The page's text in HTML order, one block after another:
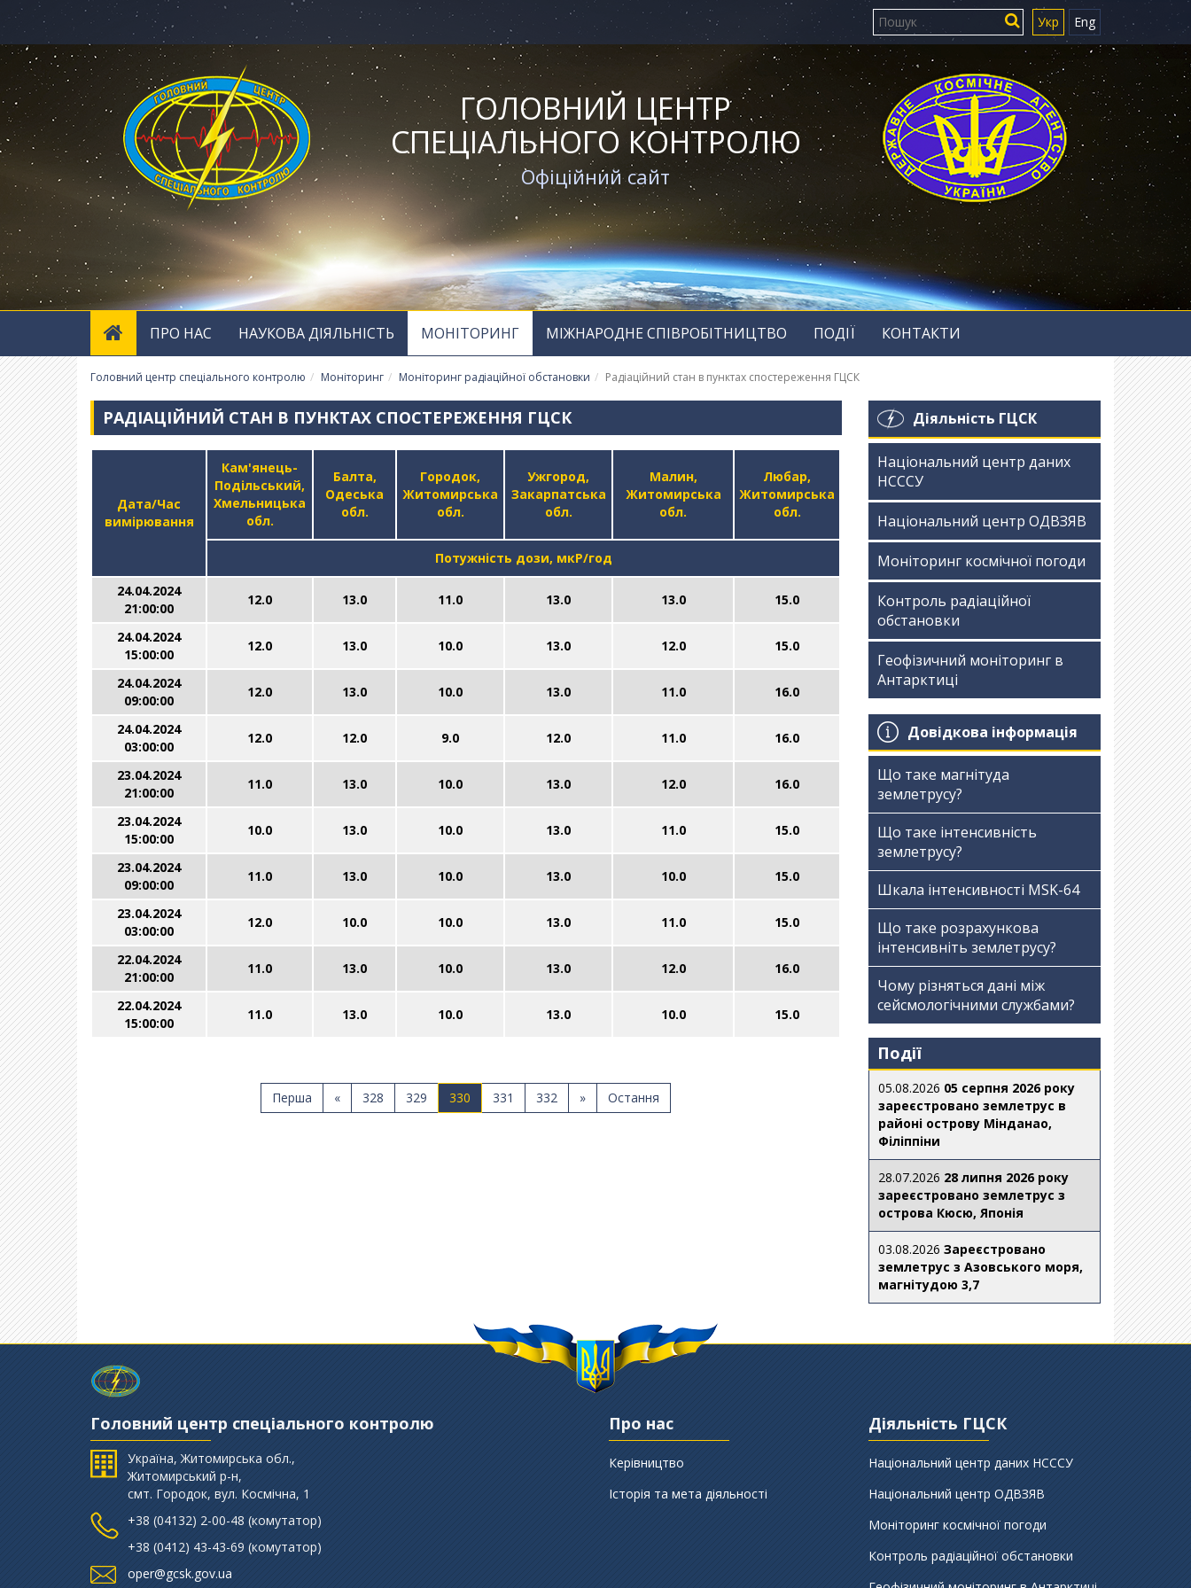
Укр Eng
ГОЛОВНИЙ ЦЕНТР
СПЕЦІАЛЬНОГО КОНТРОЛЮ
Офіційний сайт
ПРО НАС НАУКОВА ДІЯЛЬНІСТЬ МОНІТОРИНГ МІЖНАРОДНЕ СПІВРОБІТНИЦТВО ПОДІЇ КОНТАКТИ
Головний центр спеціального контролю Моніторинг Моніторинг радіаційної обстановки Радіаційний стан в пунктах спостереження ГЦСК
РАДІАЦІЙНИЙ СТАН В ПУНКТАХ СПОСТЕРЕЖЕННЯ ГЦСК
Дата/Час
вимірювання
Кам'янець-
Подільський,
Хмельницька
обл.
Балта,
Одеська
обл.
Городок,
Житомирська
обл.
Ужгород,
Закарпатська
обл.
Малин,
Житомирська
обл.
Любар,
Житомирська
обл.
Потужність дози, мкР/год
24.04.2024
21:00:00
12.0 13.0 11.0 13.0 13.0 15.0
24.04.2024
15:00:00
12.0 13.0 10.0 13.0 12.0 15.0
24.04.2024
09:00:00
12.0 13.0 10.0 13.0 11.0 16.0
24.04.2024
03:00:00
12.0 12.0 9.0 12.0 11.0 16.0
23.04.2024
21:00:00
11.0 13.0 10.0 13.0 12.0 16.0
23.04.2024
15:00:00
10.0 13.0 10.0 13.0 11.0 15.0
23.04.2024
09:00:00
11.0 13.0 10.0 13.0 10.0 15.0
23.04.2024
03:00:00
12.0 10.0 10.0 13.0 11.0 15.0
22.04.2024
21:00:00
11.0 13.0 10.0 13.0 12.0 16.0
22.04.2024
15:00:00
11.0 13.0 10.0 13.0 10.0 15.0
Перша « 328 329 330 331 332 » Остання
Діяльність ГЦСК
Національний центр даних
НСССУ
Національний центр ОДВЗЯВ
Моніторинг космічної погоди
Контроль радіаційної
обстановки
Геофізичний моніторинг в
Антарктиці
Довідкова інформація
Що таке магнітуда
землетрусу?
Що таке інтенсивність
землетрусу?
Шкала інтенсивності МSK-64
Що таке розрахункова
інтенсивніть землетрусу?
Чому різняться дані між
сейсмологічними службами?
Події
05.08.2026 05 серпня 2026 року
зареєстровано землетрус в
районі острову Мінданао,
Філіппіни
28.07.2026 28 липня 2026 року
зареєстровано землетрус з
острова Кюсю, Японія
03.08.2026 Зареєстровано
землетрус з Азовського моря,
магнітудою 3,7
Головний центр спеціального контролю
Україна, Житомирська обл.,
Житомирський р-н,
смт. Городок, вул. Космічна, 1
+38 (‎04132) 2-00-48 (комутатор)
+38 (0412) 43-43-69 (комутатор)
oper@gcsk.gov.ua
Про нас
Керівництво
Історія та мета діяльності
Діяльність ГЦСК
Національний центр даних НСССУ
Національний центр ОДВЗЯВ
Моніторинг космічної погоди
Контроль радіаційної обстановки